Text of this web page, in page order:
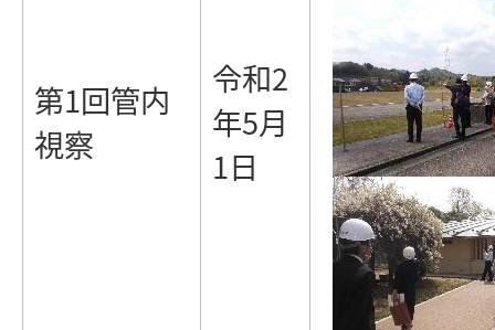
第1回管内
視察
令和2
年5月
1日